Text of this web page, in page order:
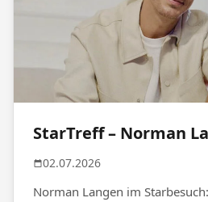
StarTreff – Norman
02.07.2026
Norman Langen im